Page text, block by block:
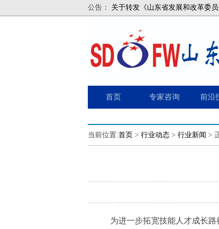
公告： 关于转发《山东省发展和改革委
首页 专家咨询 前沿
当前位置:首页 > 行业动态 > 行业新闻 >
为进一步拓宽技能人才成长路